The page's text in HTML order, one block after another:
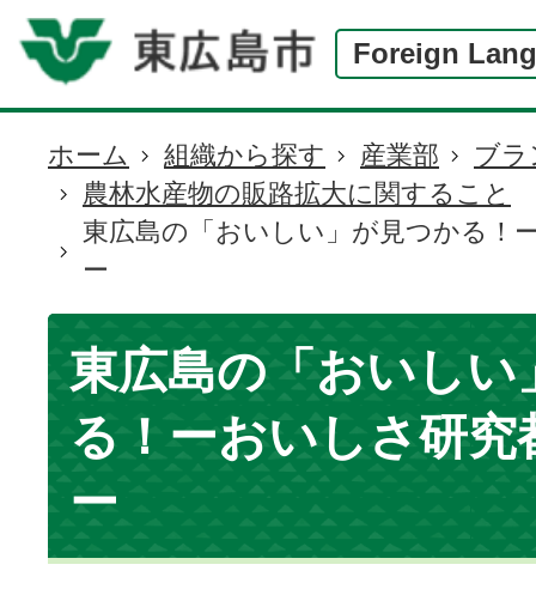
Foreign
現
在
置
ホーム 組織から探す 産業部
ブラ
農林水産物の販路拡大に関すること
東広島の「おいしい」が見つかる！
ー
東広島の「おいしい
る！ーおいしさ研究
ー